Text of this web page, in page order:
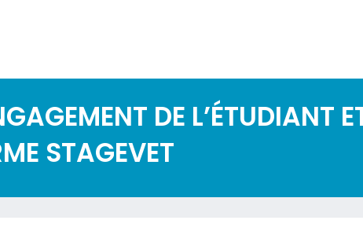
DE L’ÉTUDIANT
STAGEVET